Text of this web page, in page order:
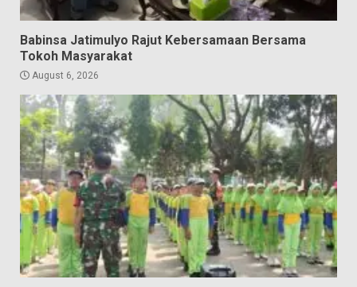
Babinsa Jatimulyo Rajut Kebersamaan Bersama
Tokoh Masyarakat
August 6, 2026